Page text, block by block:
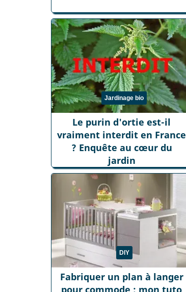
Jardinage bio
Le purin d'ortie est-il
vraiment interdit en France
? Enquête au cœur du
jardin
DIY
Fabriquer un plan à langer
pour commode : mon tuto